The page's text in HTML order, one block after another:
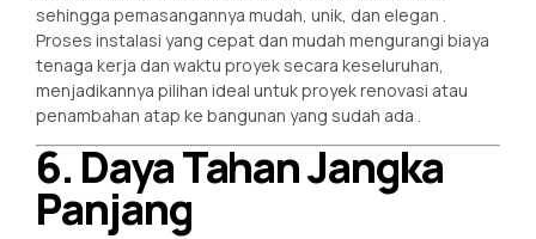
sehingga pemasangannya mudah, unik, dan elegan
Proses instalasi yang cepat dan mudah mengurangi biaya
tenaga kerja dan waktu proyek secara keseluruhan,
menjadikannya pilihan ideal untuk proyek renovasi atau
penambahan atap ke bangunan yang sudah ada
6. Daya Tahan Jangka
Panjang